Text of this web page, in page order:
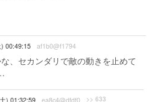
00:49:15 af1b0@f1794
、セカンダリで敵の動きを止めて
) 01:32:59 ea8c4@dfdf0 >> 633